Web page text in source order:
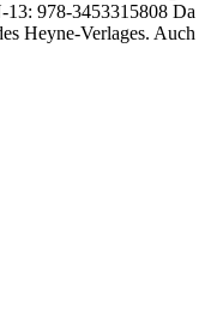
13: 978-3453315808 Da
Heyne-Verlages. Auch